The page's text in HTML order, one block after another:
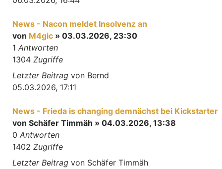
News - Nacon meldet Insolvenz an
von M4gic » 03.03.2026, 23:30
1 Antworten
1304 Zugriffe
Letzter Beitrag von Bernd
05.03.2026, 17:11
News - Frieda is changing demnächst bei Kickstarter
von Schäfer Timmäh » 04.03.2026, 13:38
0 Antworten
1402 Zugriffe
Letzter Beitrag von Schäfer Timmäh